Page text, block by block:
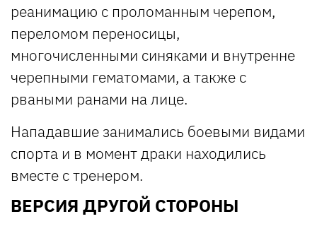
реанимацию с проломанным черепом,
переломом переносицы,
многочисленными синяками и внутренне
черепными гематомами, а также с
рваными ранами на лице.
Нападавшие занимались боевыми видами
спорта и в момент драки находились
вместе с тренером.
ВЕРСИЯ ДРУГОЙ СТОРОНЫ